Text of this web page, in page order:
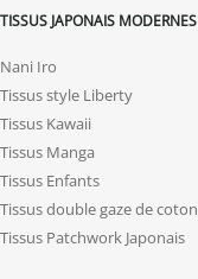
TISSUS JAPONAIS MODERNES
Nani Iro
Tissus style Liberty
Tissus Kawaii
Tissus Manga
Tissus Enfants
Tissus double gaze de coton
Tissus Patchwork Japonais